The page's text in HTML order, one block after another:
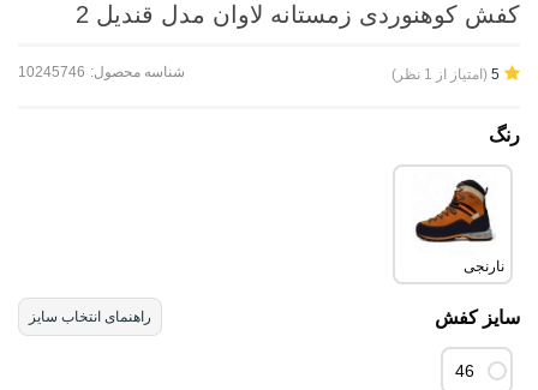
کفش کوهنوردی زمستانه لاوان مدل قندیل 2
(امتیاز از 1 نظر) شناسه محصول: 10245746
رنگ
نارنجی
سایز کفش راهنمای انتخاب سایز
46